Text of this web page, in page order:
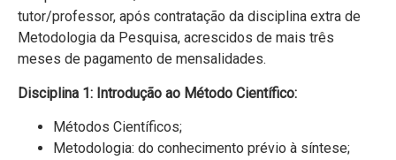
tutor/professor, após contratação da disciplina extra de
Metodologia da Pesquisa, acrescidos de mais três
meses de pagamento de mensalidades.
Disciplina 1: Introdução ao Método Científico:
Métodos Científicos;
Metodologia: do conhecimento prévio à síntese;